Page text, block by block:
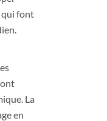
qui font
La
en